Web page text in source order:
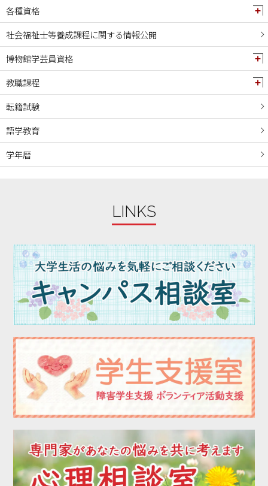
各種資格
社会福祉士等養成課程に関する情報公開
博物館学芸員資格
教職課程
転籍試験
語学教育
学年暦
LINKS